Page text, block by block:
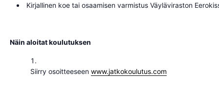
Kirjallinen koe tai osaamisen varmistus Väyläviraston
Näin aloitat koulutuksen
Siirry osoitteeseen www.jatkokoulutus.com